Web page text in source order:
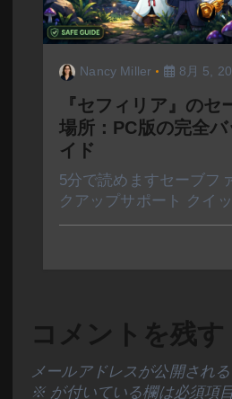
Nancy Miller 8月 5,
『セフィリア』のセ
場所：PC版の完全
イド
5分で読めますセーブフ
クアップサポート クイ
コメントを残す
メールアドレスが公開され
※ が付いている欄は必須項